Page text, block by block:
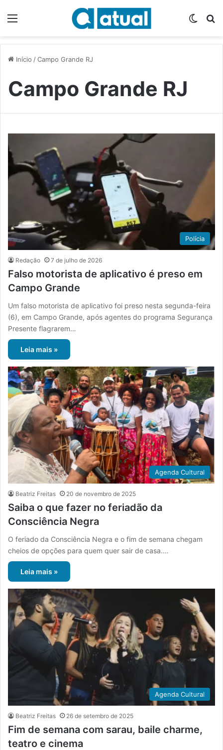
Início /Campo Grande RJ
Campo Grande RJ
Polícia
Redação 7 de julho de 2026
Falso motorista de aplicativo é preso em
Campo Grande
Um falso motorista de aplicativo foi preso nesta segunda-feira
(6), em Campo Grande, após agentes do programa Segurança
Presente flagrarem…
Leia mais »
Agenda Cultural
Beatriz Freitas 20 de novembro de 2025
Saiba o que fazer no feriadão da
Consciência Negra
O feriado da Consciência Negra e o fim de semana chegam
cheios de opções para quem quer sair de casa.…
Leia mais »
Agenda Cultural
Beatriz Freitas 26 de setembro de 2025
Fim de semana com sarau, baile charme,
teatro e cinema